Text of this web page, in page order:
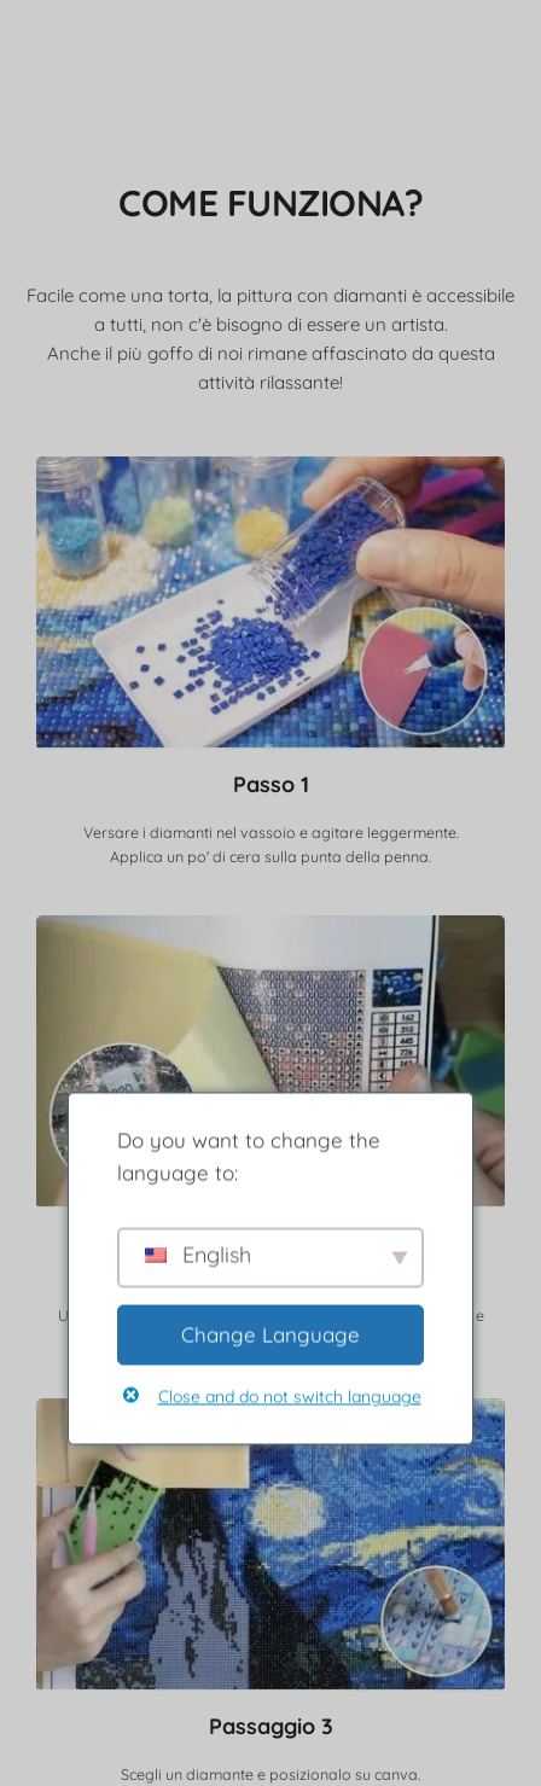
COME FUNZIONA?
Facile come una torta, la pittura con diamanti è accessibile
a tutti, non c'è bisogno di essere un artista.
Anche il più goffo di noi rimane affascinato da questa
attività rilassante!
Passo 1
Versare i diamanti nel vassoio e agitare leggermente.
Applica un po' di cera sulla punta della penna.
Passo 2
Rimuovere lo strato protettivo.
Usa la legenda per trovare le frese corrispondenti a colore e
simbolo.
Passaggio 3
Scegli un diamante e posizionalo su canva.
Do you want to change the
language to:
English
Change Language
Close and do not switch language